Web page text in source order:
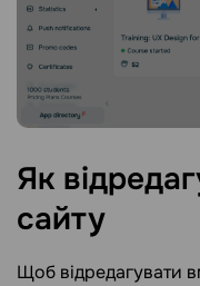
Як
сайту
Щоб відредагувати